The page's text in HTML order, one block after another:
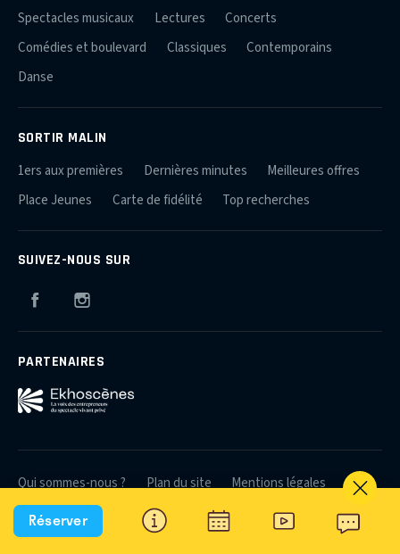
Spectacles musicaux
Lectures
Concerts
Comédies et boulevard
Classiques
Contemporains
Danse
SORTIR MALIN
1ers aux premières Dernières minutes
Meilleures offres
Place Jeunes
Carte de fidélité Top recherches
SUIVEZ-NOUS SUR
Facebook
PARTENAIRES
Qui sommes-nous ? Plan du site
Mentions légales
Crédits
Contact
Réserver